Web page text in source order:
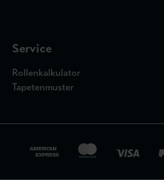
Service
Rollenkalkulator
Tapetenmuster